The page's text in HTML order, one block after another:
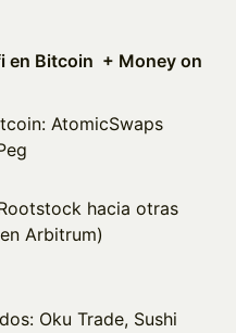
en Bitcoin + Money on
AtomicSwaps
hacia otras
Arbitrum)
Oku Trade, Sushi